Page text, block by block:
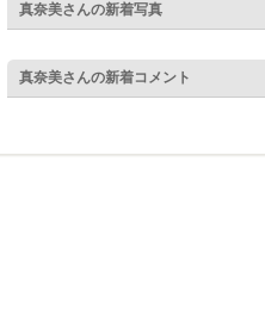
真奈美さんの新着写真
真奈美さんの新着コメント